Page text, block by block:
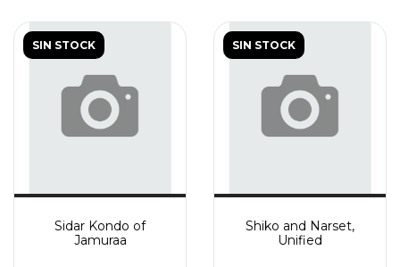
SIN STOCK
Sidar Kondo of
Jamuraa
SIN STOCK
Shiko and Narset,
Unified